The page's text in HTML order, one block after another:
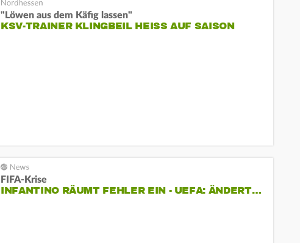
"Löwen aus dem Käfig lassen"
KSV-TRAINER KLINGBEIL HEISS AUF SAISON
FIFA-Krise
INFANTINO RÄUMT FEHLER EIN - UEFA: ÄNDERT…